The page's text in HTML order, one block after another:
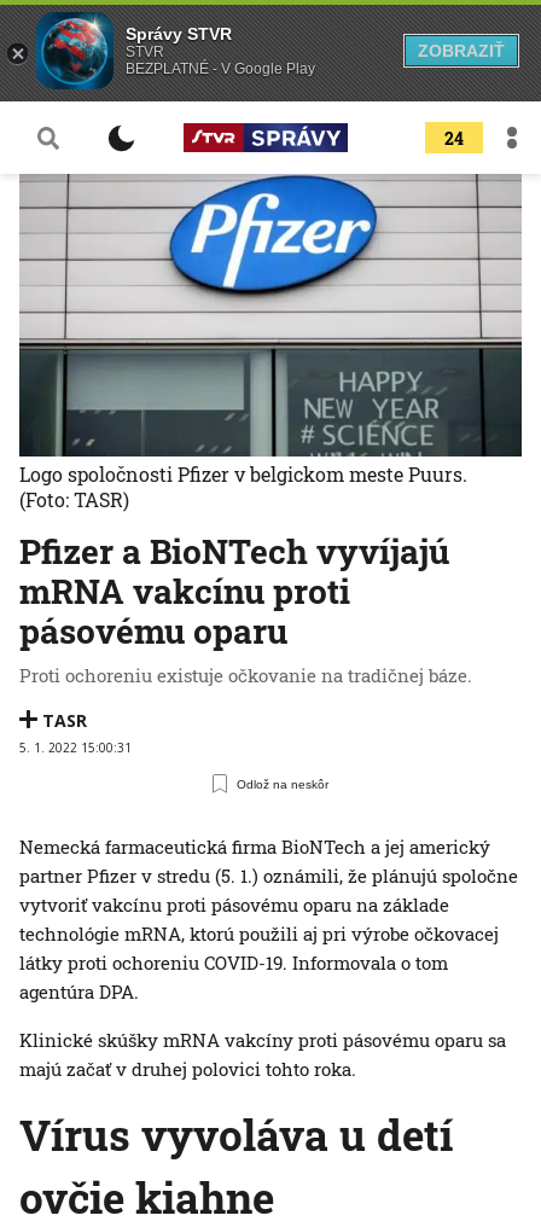
24
Pfizer a BioNTech vyvíjajú
mRNA vakcínu proti
pásovému oparu
Proti ochoreniu existuje očkovanie na tradičnej báze.
TASR
5. 1. 2022 15:00:31
Odlož na neskôr
Logo spoločnosti Pfizer v belgickom meste Puurs.
(Foto: TASR)
Nemecká farmaceutická firma BioNTech a jej americký
partner Pfizer v stredu (5. 1.) oznámili, že plánujú spoločne
vytvoriť vakcínu proti pásovému oparu na základe
technológie mRNA, ktorú použili aj pri výrobe očkovacej
látky proti ochoreniu COVID-19. Informovala o tom
agentúra DPA.
Klinické skúšky mRNA vakcíny proti pásovému oparu sa
majú začať v druhej polovici tohto roka.
Vírus vyvoláva u detí
ovčie kiahne
Správy STVR
STVR
BEZPLATNÉ - V Google Play
ZOBRAZIŤ